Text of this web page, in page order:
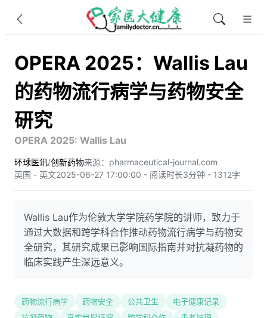
OPERA 2025：Wallis Lau
的药物流行病学与药物安全
研究
OPERA 2025: Wallis Lau
环球医讯/创新药物来源：pharmaceutical-journal.com
英国 - 英文2025-06-27 17:00:00 - 阅读时长3分钟 - 1312字
Wallis Lau作为伦敦大学学院药学院的讲师，致力于
通过大数据和跨学科合作推动药物流行病学与药物安
全研究，其研究成果已影响国际指南并对抗凝药物的
临床实践产生深远意义。
药物流行病学 药物安全 公共卫生
电子健康记录